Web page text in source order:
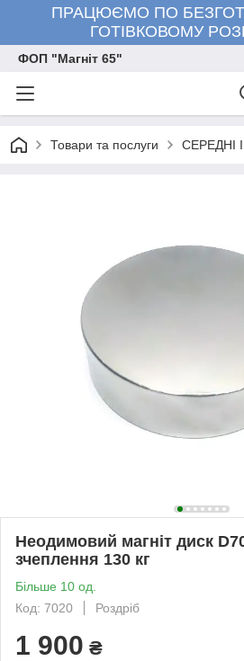
ПРАЦЮЄМО ПО
ГОТІВКОВОМУ
ФОП "Магніт 65"
Товари та послуги СЕРЕДНІ
Неодимовий магніт диск
зчеплення 130 кг
Більше 10 од.
Код: 7020
Роздріб
1 900 ₴